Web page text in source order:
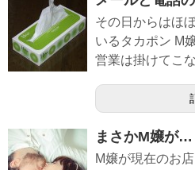
その日からはほ
いるタカポン M
営業は掛けてこ
まさかM嬢が…
M嬢が現在のお